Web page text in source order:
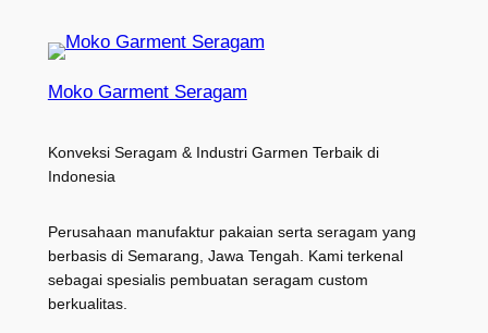
Moko Garment Seragam
Konveksi Seragam & Industri Garmen Terbaik di
Indonesia
Perusahaan manufaktur pakaian serta seragam yang
berbasis di Semarang, Jawa Tengah. Kami terkenal
sebagai spesialis pembuatan seragam custom
berkualitas.